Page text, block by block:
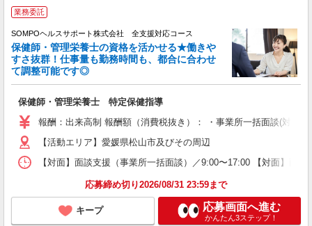
業務委託
SOMPOヘルスサポート株式会社 全支援対応コース
保健師・管理栄養士の資格を活かせる★働きや
すさ抜群！仕事量も勤務時間も、都合に合わせ
て調整可能です◎
保健師・管理栄養士 特定保健指導
報酬：出来高制 報酬額（消費税抜き）： ・事業所一括面談(対
【活動エリア】愛媛県松山市及びその周辺
【対面】面談支援（事業所一括面談）／9:00〜17:00 【対面】面
応募締め切り2026/08/31 23:59まで
キープ 応募画面へ進む
かんたん3ステップ！